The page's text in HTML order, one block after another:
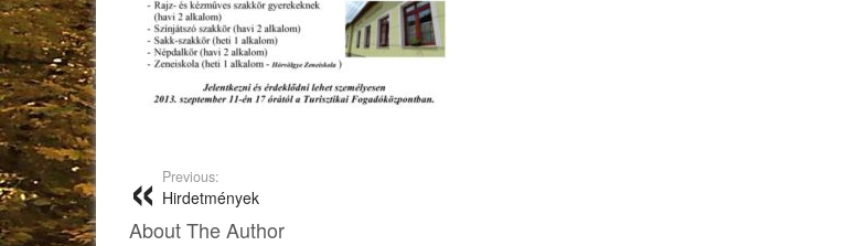
Previous:
Hirdetmények
About The Author